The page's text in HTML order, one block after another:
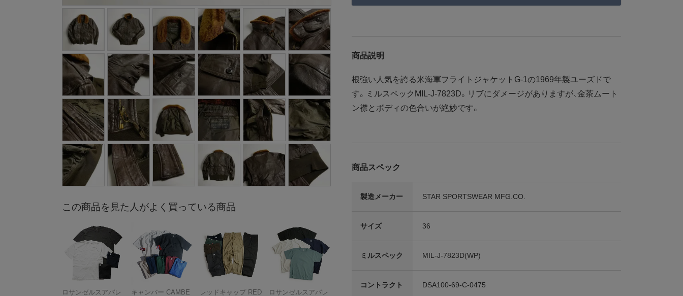
商品説明
根強い人気を誇る米海軍フライトジャケットG-1の1969年製ユーズドで
す。ミルスペックMIL-J-7823D。リブにダメージがありますが、金茶ムート
ン襟とボディの色合いが絶妙です。
商品スペック
製造メーカー STAR SPORTSWEAR MFG.CO.
サイズ 36
ミルスペック MIL-J-7823D(WP)
コントラクト DSA100-69-C-0475
この商品を見た人がよく買っている商品
ロサンゼルスアパレ
キャンバー CAMBE
レッドキャップ RED
ロサンゼルスアパレ